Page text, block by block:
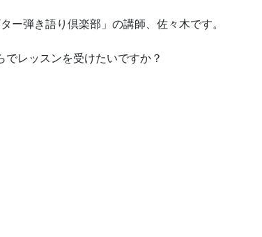
ー弾き語り倶楽部」の講師、佐々木です。
レッスンを受けたいですか？